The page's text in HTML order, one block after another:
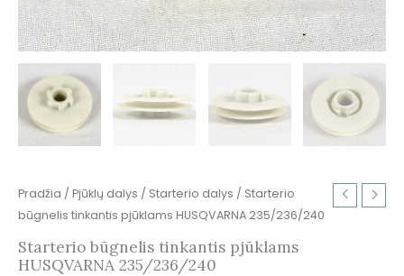
Pradžia / Pjūklų dalys / Starterio dalys / Starterio
būgnelis tinkantis pjūklams HUSQVARNA 235/236/240
Starterio būgnelis tinkantis pjūklams
HUSQVARNA 235/236/240